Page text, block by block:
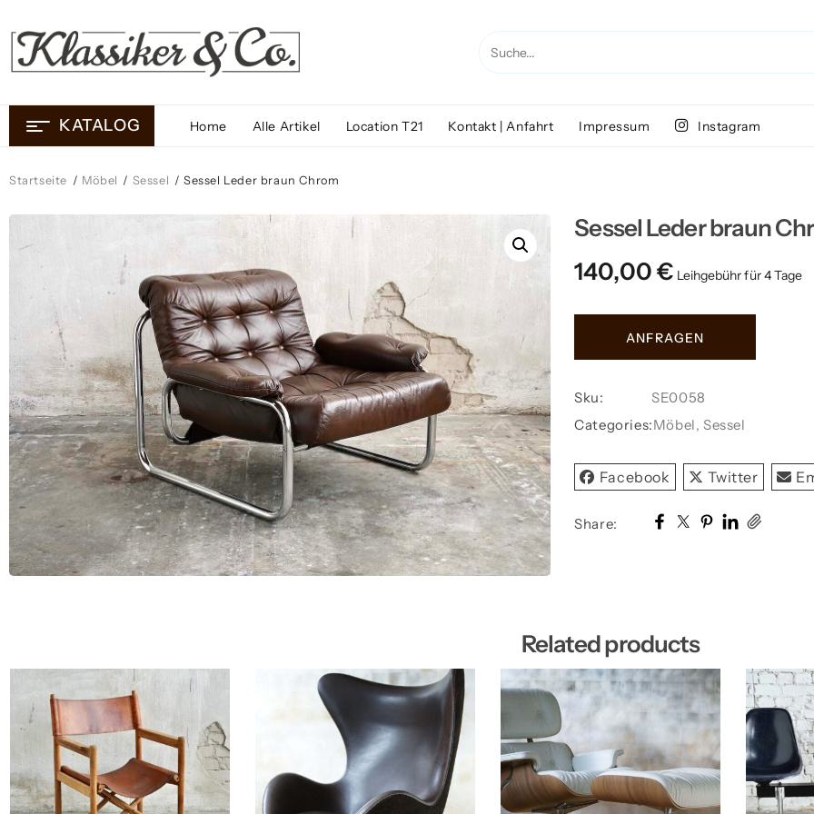
to
content
KATALOG Home Alle Artikel Location T21 Kontakt | Anfahrt Impressum Instagram
Startseite / Möbel / Sessel / Sessel Leder braun Chrom
Sessel Leder braun
140,00€
Chrom
quantity
ANFRAGEN
Sku:
SE0058
Categories:Möbel, Sessel
Facebook Twitter
Share:
Related products